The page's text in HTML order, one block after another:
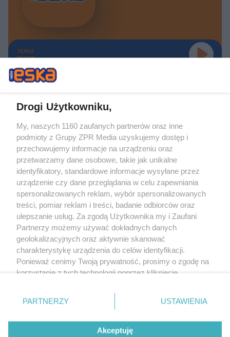
TERAZ
GRAMY
Żaden utwór zamieszczony w serwisie nie może być powielany i
rozpowszechniany lub dalej rozpowszechniany w jakikolwiek sposób (w
tym także elektroniczny lub mechaniczny) na jakimkolwiek polu
eksploatacji w jakiejkolwiek formie, włącznie z umieszczaniem w Internecie
bez pisemnej zgody właściciela praw. Jakiekolwiek użycie lub
wykorzystanie utworów w całości lub w części z naruszeniem prawa, tzn.
bez właściwej zgody, jest zabronione pod groźbą kary i może być ścigane
prawnie.
O nas
Drogi Użytkowniku,
My, naszych 1160 zaufanych partnerów oraz inne
podmioty z Grupy ZPR Media uzyskujemy dostęp i
przechowujemy informacje na urządzeniu oraz
przetwarzamy dane osobowe, takie jak unikalne
identyfikatory, standardowe informacje wysyłane przez
urządzenie czy dane przeglądania w celu zapewniania
spersonalizowanych reklam, wybór spersonalizowanych
treści, pomiar reklam i treści, badanie odbiorców oraz
ulepszanie usług. Za zgodą Użytkownika my i Zaufani
Partnerzy możemy używać dokładnych danych
geolokalizacyjnych oraz aktywnie skanować
charakterystykę urządzenia do celów identyfikacji.
Ponieważ cenimy Twoją prywatność, prosimy o zgodę na
korzystanie z tych technologii poprzez kliknięcie
zmienić/wycofać klikając przycisk ustawień prywatności
znajdujący się w lewym dolnym rogu strony
rodzaje przetwarzania danych nie wymagają zgody
użytkownika, ale masz prawo sprzeciwić się takiemu
PARTNERZY USTAWIENIA
Akceptuję